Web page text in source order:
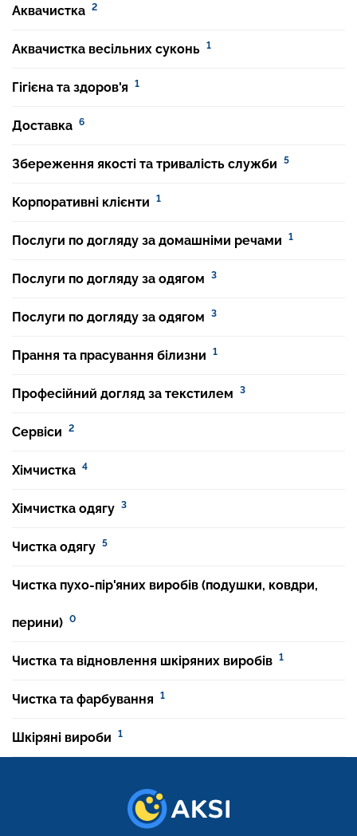
Аквачистка 2
Аквачистка весільних суконь 1
Гігієна та здоров'я 1
Доставка 6
Збереження якості та тривалість служби 5
Корпоративні клієнти 1
Послуги по догляду за домашніми речами 1
Послуги по догляду за одягом 3
Послуги по догляду за одягом 3
Прання та прасування білизни 1
Професійний догляд за текстилем 3
Сервіси 2
Хімчистка 4
Хімчистка одягу 3
Чистка одягу 5
Чистка пухо-пір'яних виробів (подушки, ковдри,
перини) 0
Чистка та відновлення шкіряних виробів 1
Чистка та фарбування 1
Шкіряні вироби 1